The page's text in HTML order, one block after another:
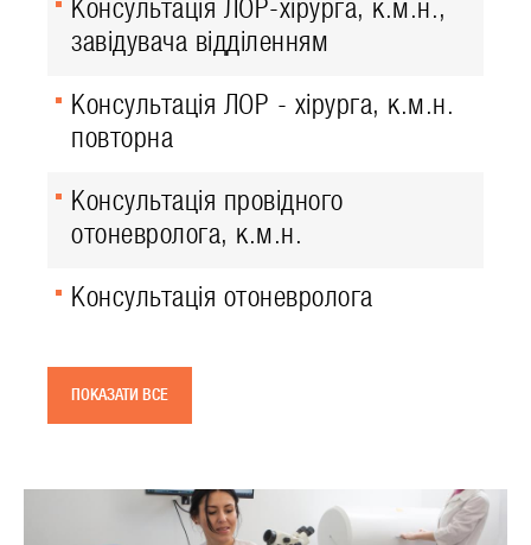
Консультація ЛОР-хірурга, к.м.н.,
завідувача відділенням
Консультація ЛОР - хірурга, к.м.н.
повторна
Консультація провідного
отоневролога, к.м.н.
Консультація отоневролога
ПОКАЗАТИ ВСЕ